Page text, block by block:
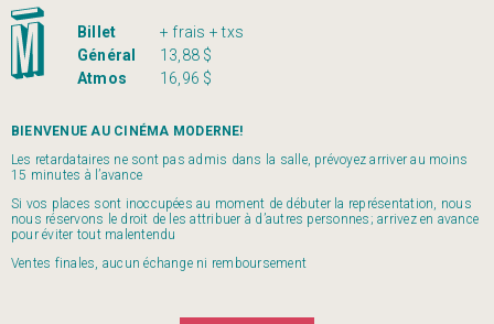
Billet
+ frais + txs
Général
13,88 $
Atmos
16,96 $
BIENVENUE AU CINÉMA MODERNE!
Les retardataires ne sont pas admis dans la salle, prévoyez arriver au moins
15 minutes à l’avance
Si vos places sont inoccupées au moment de débuter la représentation, nous
nous réservons le droit de les attribuer à d’autres personnes; arrivez en avance
pour éviter tout malentendu
Ventes finales, aucun échange ni remboursement